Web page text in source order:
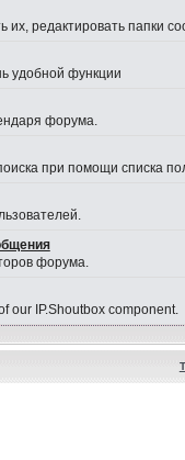
их, редактировать папки
удобной функции
форума.
при помощи списка
форума.
our IP.Shoutbox component.